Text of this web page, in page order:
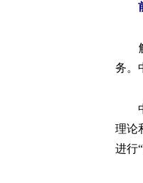
解
务。
中
理论
进行